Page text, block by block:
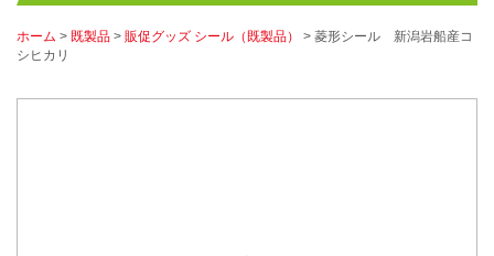
ホーム > 既製品 > 販促グッズ シール（既製品）
> 菱形シール 新潟岩船産コ
シヒカリ